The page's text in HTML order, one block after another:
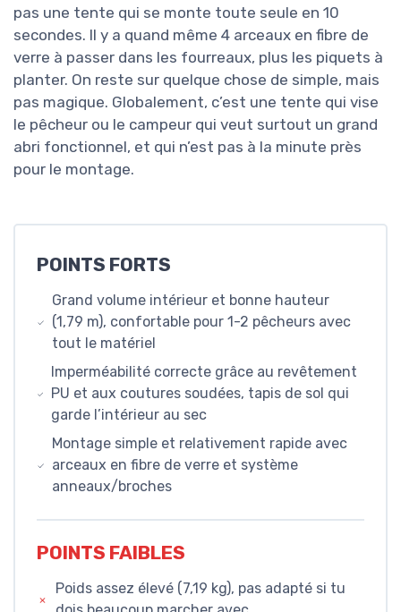
pas une tente qui se monte toute seule en 10
secondes. Il y a quand même 4 arceaux en fibre de
verre à passer dans les fourreaux, plus les piquets à
planter. On reste sur quelque chose de simple, mais
pas magique. Globalement, c’est une tente qui vise
le pêcheur ou le campeur qui veut surtout un grand
abri fonctionnel, et qui n’est pas à la minute près
pour le montage.
POINTS FORTS
Grand volume intérieur et bonne hauteur
(1,79 m), confortable pour 1-2 pêcheurs avec
tout le matériel
Imperméabilité correcte grâce au revêtement
PU et aux coutures soudées, tapis de sol qui
garde l’intérieur au sec
Montage simple et relativement rapide avec
arceaux en fibre de verre et système
anneaux/broches
POINTS FAIBLES
Poids assez élevé (7,19 kg), pas adapté si tu